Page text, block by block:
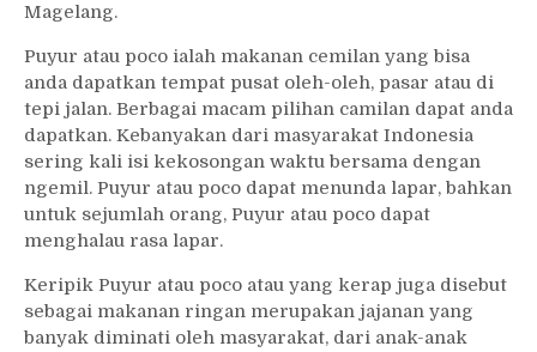
Magelang.
Puyur atau poco ialah makanan cemilan yang bisa
anda dapatkan tempat pusat oleh-oleh, pasar atau di
tepi jalan. Berbagai macam pilihan camilan dapat anda
dapatkan. Kebanyakan dari masyarakat Indonesia
sering kali isi kekosongan waktu bersama dengan
ngemil. Puyur atau poco dapat menunda lapar, bahkan
untuk sejumlah orang, Puyur atau poco dapat
menghalau rasa lapar.
Keripik Puyur atau poco atau yang kerap juga disebut
sebagai makanan ringan merupakan jajanan yang
banyak diminati oleh masyarakat, dari anak-anak